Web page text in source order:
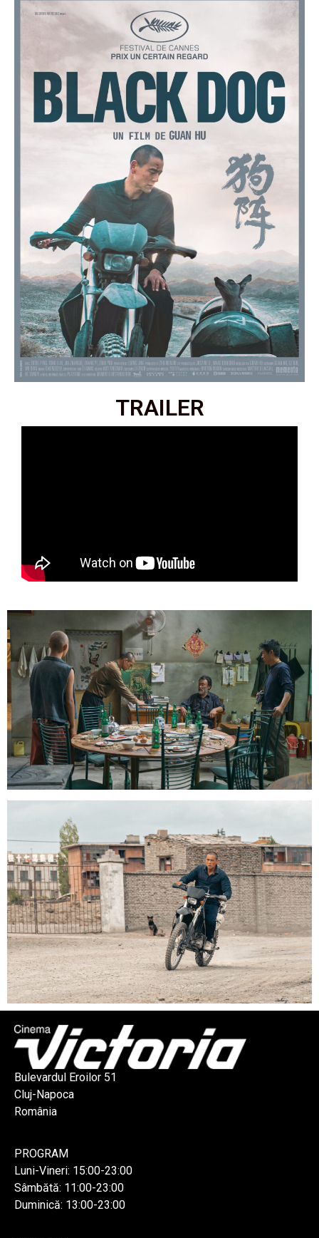
TRAILER
Bulevardul Eroilor 51
Cluj-Napoca
România
PROGRAM
Luni-Vineri: 15:00-23:00
Sâmbătă: 11:00-23:00
Duminică: 13:00-23:00